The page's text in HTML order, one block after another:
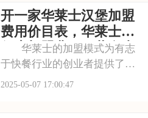
建树，那么加盟古茗将是你的
选择。本文将为你揭秘加盟古
茗饮品店一共需要多
开一家华莱士汉堡加盟
费用价目表，华莱士汉
堡店加盟费用一共多少
钱
华莱士的加盟模式为有志
于快餐行业的创业者提供了良
好的机遇。加盟费用主要包括
2025-05-07 17:00:47